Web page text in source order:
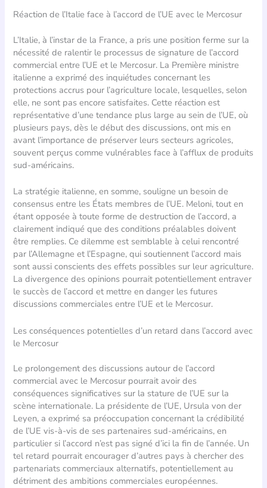
Réaction de l’Italie face à l’accord de l’UE avec le Mercosur
L’Italie, à l’instar de la France, a pris une position ferme sur la
nécessité de ralentir le processus de signature de l’accord
commercial entre l’UE et le Mercosur. La Première ministre
italienne a exprimé des inquiétudes concernant les
protections accrus pour l’agriculture locale, lesquelles, selon
elle, ne sont pas encore satisfaites. Cette réaction est
représentative d’une tendance plus large au sein de l’UE, où
plusieurs pays, dès le début des discussions, ont mis en
avant l’importance de préserver leurs secteurs agricoles,
souvent perçus comme vulnérables face à l’afflux de produits
sud-américains.
La stratégie italienne, en somme, souligne un besoin de
consensus entre les États membres de l’UE. Meloni, tout en
étant opposée à toute forme de destruction de l’accord, a
clairement indiqué que des conditions préalables doivent
être remplies. Ce dilemme est semblable à celui rencontré
par l’Allemagne et l’Espagne, qui soutiennent l’accord mais
sont aussi conscients des effets possibles sur leur agriculture.
La divergence des opinions pourrait potentiellement entraver
le succès de l’accord et mettre en danger les futures
discussions commerciales entre l’UE et le Mercosur.
Les conséquences potentielles d’un retard dans l’accord avec
le Mercosur
Le prolongement des discussions autour de l’accord
commercial avec le Mercosur pourrait avoir des
conséquences significatives sur la stature de l’UE sur la
scène internationale. La présidente de l’UE, Ursula von der
Leyen, a exprimé sa préoccupation concernant la crédibilité
de l’UE vis-à-vis de ses partenaires sud-américains, en
particulier si l’accord n’est pas signé d’ici la fin de l’année. Un
tel retard pourrait encourager d’autres pays à chercher des
partenariats commerciaux alternatifs, potentiellement au
détriment des ambitions commerciales européennes.